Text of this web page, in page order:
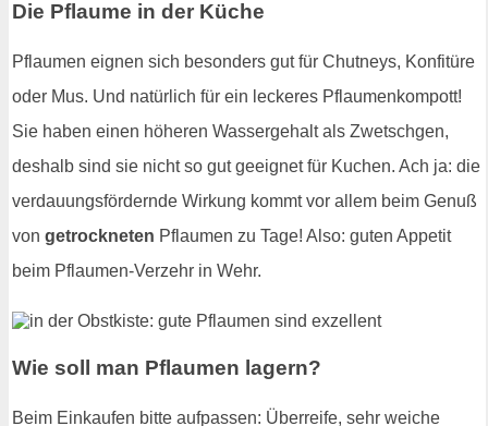
Die Pflaume in der Küche
Pflaumen eignen sich besonders gut für Chutneys, Konfitüre
oder Mus. Und natürlich für ein leckeres Pflaumenkompott!
Sie haben einen höheren Wassergehalt als Zwetschgen,
deshalb sind sie nicht so gut geeignet für Kuchen. Ach ja: die
verdauungsfördernde Wirkung kommt vor allem beim Genuß
von getrockneten Pflaumen zu Tage! Also: guten Appetit
beim Pflaumen-Verzehr in Wehr.
Wie soll man Pflaumen lagern?
Beim Einkaufen bitte aufpassen: Überreife, sehr weiche